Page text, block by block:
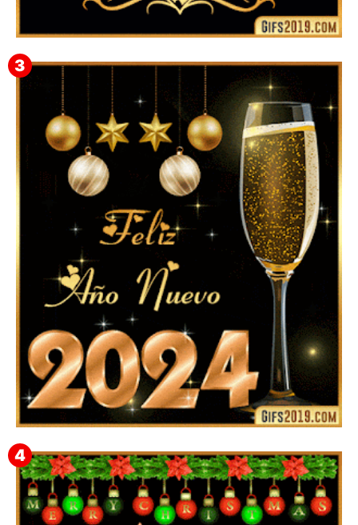
▷ Feliz año nuevo 2026 Familia 【❤️】Frases,
Mensajes y GiF